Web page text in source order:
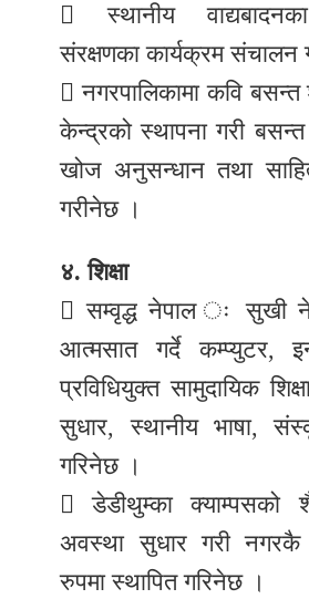
 स्थानीय
संरक्षणका कार्यक्रम संचालन
 नगरपालिकामा कवि बसन्त
केन्द्रको स्थापना गरी बसन्त
खोज अनुसन्धान तथा
गरीनेछ ।
४. शिक्षा
 सम्वृद्ध नेपाल ः सुखी
आत्मसात गर्दे कम्प्युटर,
प्रविधियुक्त सामुदायिक
सुधार, स्थानीय भाषा,
गरिनेछ ।
 डेडीथुम्का क्याम्पसको
अवस्था सुधार गरी नगरकै
रुपमा स्थापित गरिनेछ ।